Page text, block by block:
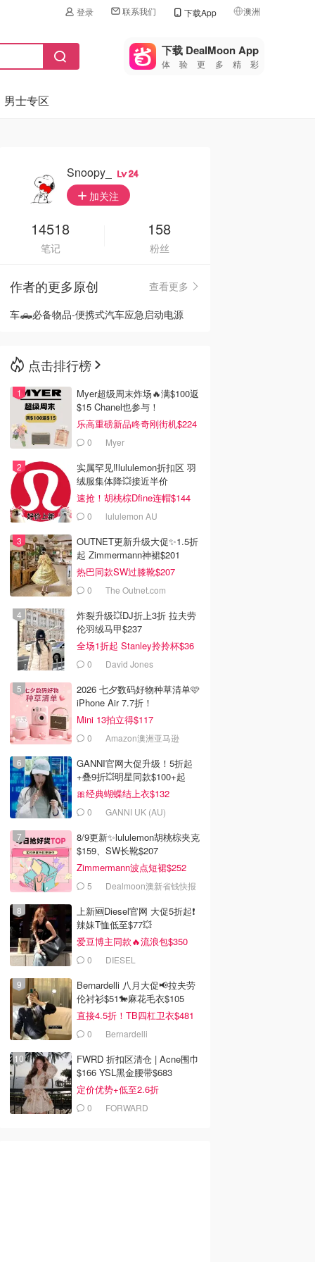
登录 联系我们 下载App 澳洲
🇺🇸
🇨🇳 中国
🇮🇹
🇦🇺
🇳🇿新西兰
下载 DealMoon App
体验更多精彩
男士专区
Snoopy_ 24
加关注
14518
笔记
158
粉丝
作者的更多原创
查看更多
车🛻必备物品-便携式汽车应急启动电源
点击排行榜
Myer超级周末炸场🔥满$100返
$15 Chanel也参与！
乐高重磅新品咚奇刚街机$224
0 Myer
实属罕见‼️lululemon折扣区 羽
绒服集体降💥接近半价
速抢！胡桃棕Dfine连帽$144
0 lululemon AU
OUTNET更新升级大促✨1.5折
起 Zimmermann神裙$201
热巴同款SW过膝靴$207
0 The Outnet.com
炸裂升级💥DJ折上3折 拉夫劳
伦羽绒马甲$237
全场1折起 Stanley拎拎杯$36
0 David Jones
2026 七夕数码好物种草清单🩷
iPhone Air 7.7折！
Mini 13拍立得$117
0 Amazon澳洲亚马逊
GANNI官网大促升级！5折起
+叠9折💥明星同款$100+起
🎀经典蝴蝶结上衣$132
0 GANNI UK (AU)
8/9更新✨lululemon胡桃棕夹克
$159、SW长靴$207
Zimmermann波点短裙$252
5 Dealmoon澳新省钱快报
上新🆕Diesel官网 大促5折起❗️
辣妹T恤低至$77💥
爱豆博主同款🔥流浪包$350
0 DIESEL
Bernardelli 八月大促📢拉夫劳
伦衬衫$51🐎麻花毛衣$105
直接4.5折！TB四杠卫衣$481
0 Bernardelli
FWRD 折扣区清仓 | Acne围巾
$166 YSL黑金腰带$683
定价优势+低至2.6折
0 FORWARD